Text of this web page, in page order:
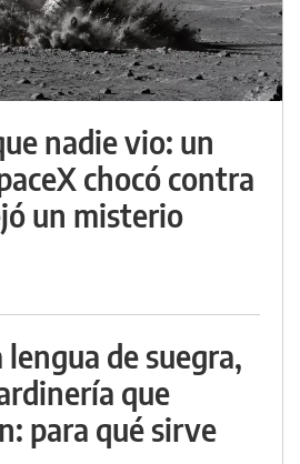
nadie vio: un
chocó contra
un misterio
de suegra,
que
para qué sirve